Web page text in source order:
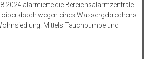
alarmierte die Bereichsalarmzentrale
wegen eines Wassergebrechens
Mittels Tauchpumpe und